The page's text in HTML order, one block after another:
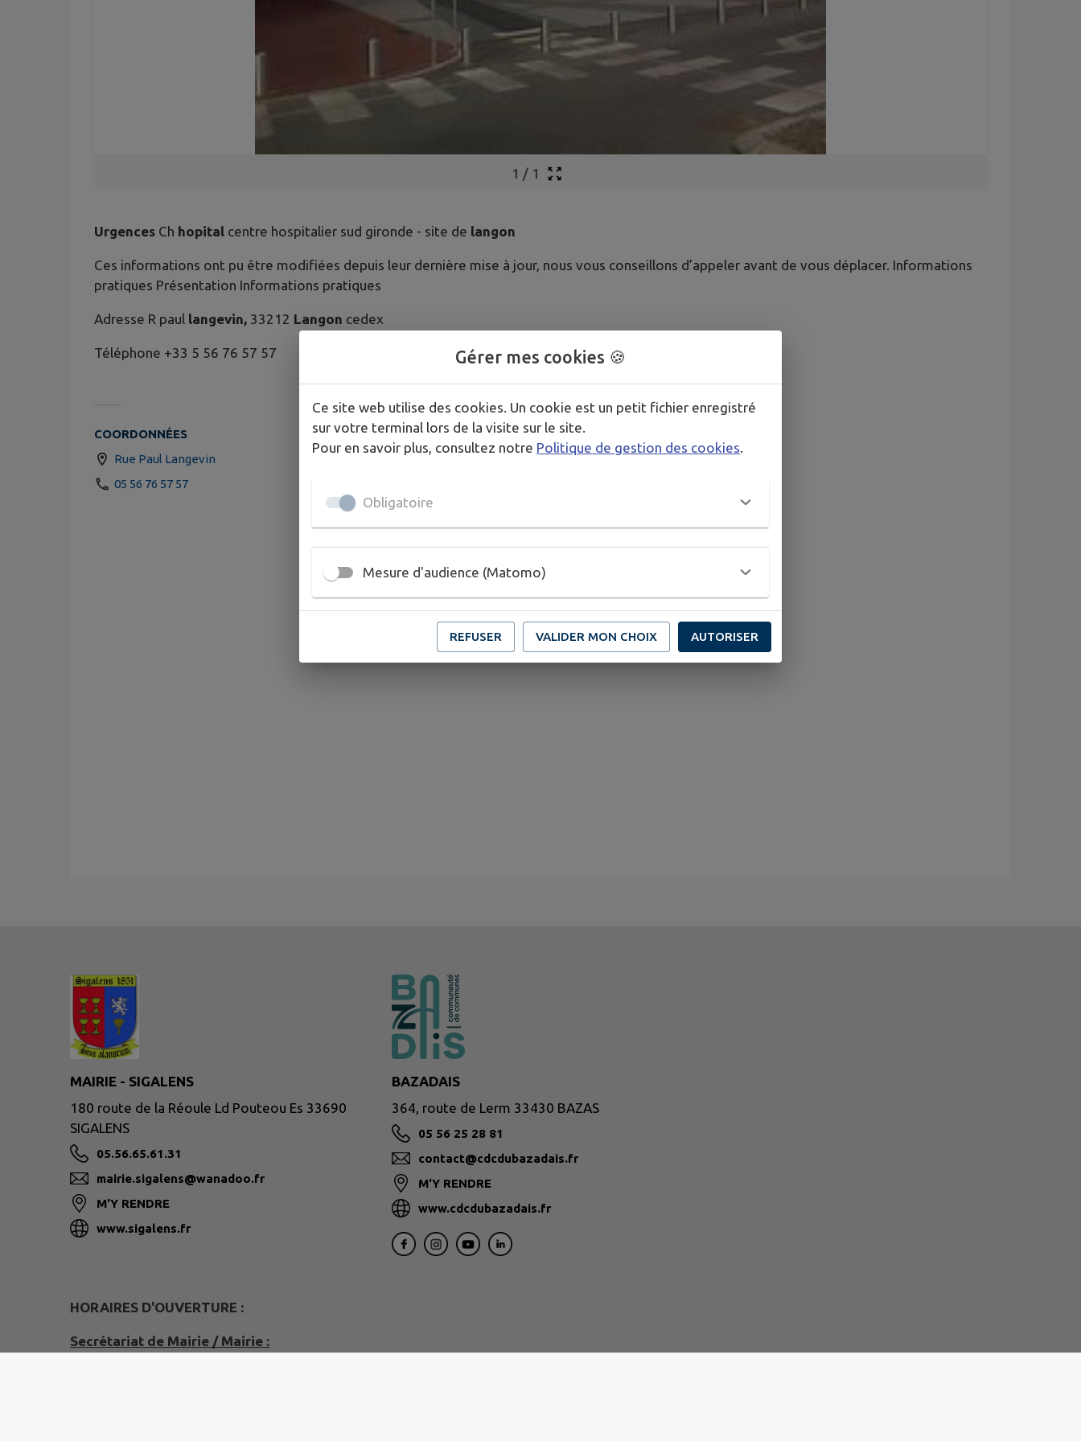
1 / 1
Urgences Ch hopital centre hospitalier sud gironde - site de langon
Ces informations ont pu être modifiées depuis leur dernière mise à jour, nous vous conseillons d’appeler avant de vous déplacer. Informations
pratiques Présentation Informations pratiques
Adresse R paul langevin, 33212 Langon cedex
Téléphone +33 5 56 76 57 57
COORDONNÉES
Rue Paul Langevin
05 56 76 57 57
MAIRIE - SIGALENS
180 route de la Réoule Ld Pouteou Es 33690
SIGALENS
05.56.65.61.31
mairie.sigalens@wanadoo.fr
M'Y RENDRE
www.sigalens.fr
BAZADAIS
364, route de Lerm 33430 BAZAS
05 56 25 28 81
contact@cdcdubazadais.fr
M'Y RENDRE
www.cdcdubazadais.fr
HORAIRES D'OUVERTURE :
Secrétariat de Mairie / Mairie :
Gérer mes cookies 🍪
Ce site web utilise des cookies. Un cookie est un petit fichier enregistré
sur votre terminal lors de la visite sur le site.
Pour en savoir plus, consultez notre Politique de gestion des cookies
Obligatoire
Mesure d'audience (Matomo)
REFUSER VALIDER MON CHOIX AUTORISER